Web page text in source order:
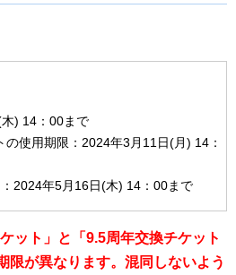
) 14：00まで
使用期限：2024年3月11日(月) 14：
2024年5月16日(木) 14：00まで
ット」と「9.5周年交換チケット
限が異なります。混同しないよう